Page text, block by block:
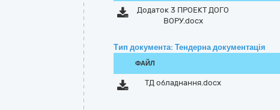
Додаток 3 ПРОЕКТ ДОГО
ВОРУ.docx
Тип документа: Тендерна документація
ФАЙЛ
ТД обладнання.docx